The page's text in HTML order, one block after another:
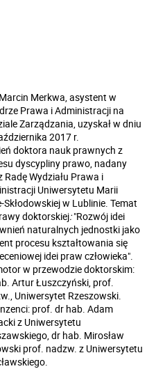
Merkwa , asystent w
Prawa i Administracji na
Zarządzania, uzyskał w dniu
2017 r.
doktora nauk prawnych z
dyscypliny prawo, nadany
Radę Wydziału Prawa i
Uniwersytetu Marii
Skłodowskiej w Lublinie. Temat
doktorskiej:"Rozwój idei
naturalnych jednostki jako
procesu kształtowania się
idei praw człowieka"
w przewodzie doktorskim:
Artur Łuszczyński, prof.
Uniwersytet Rzeszowski.
prof. dr hab. Adam
z Uniwersytetu
dr hab. Mirosław
prof. nadzw. z Uniwersytetu